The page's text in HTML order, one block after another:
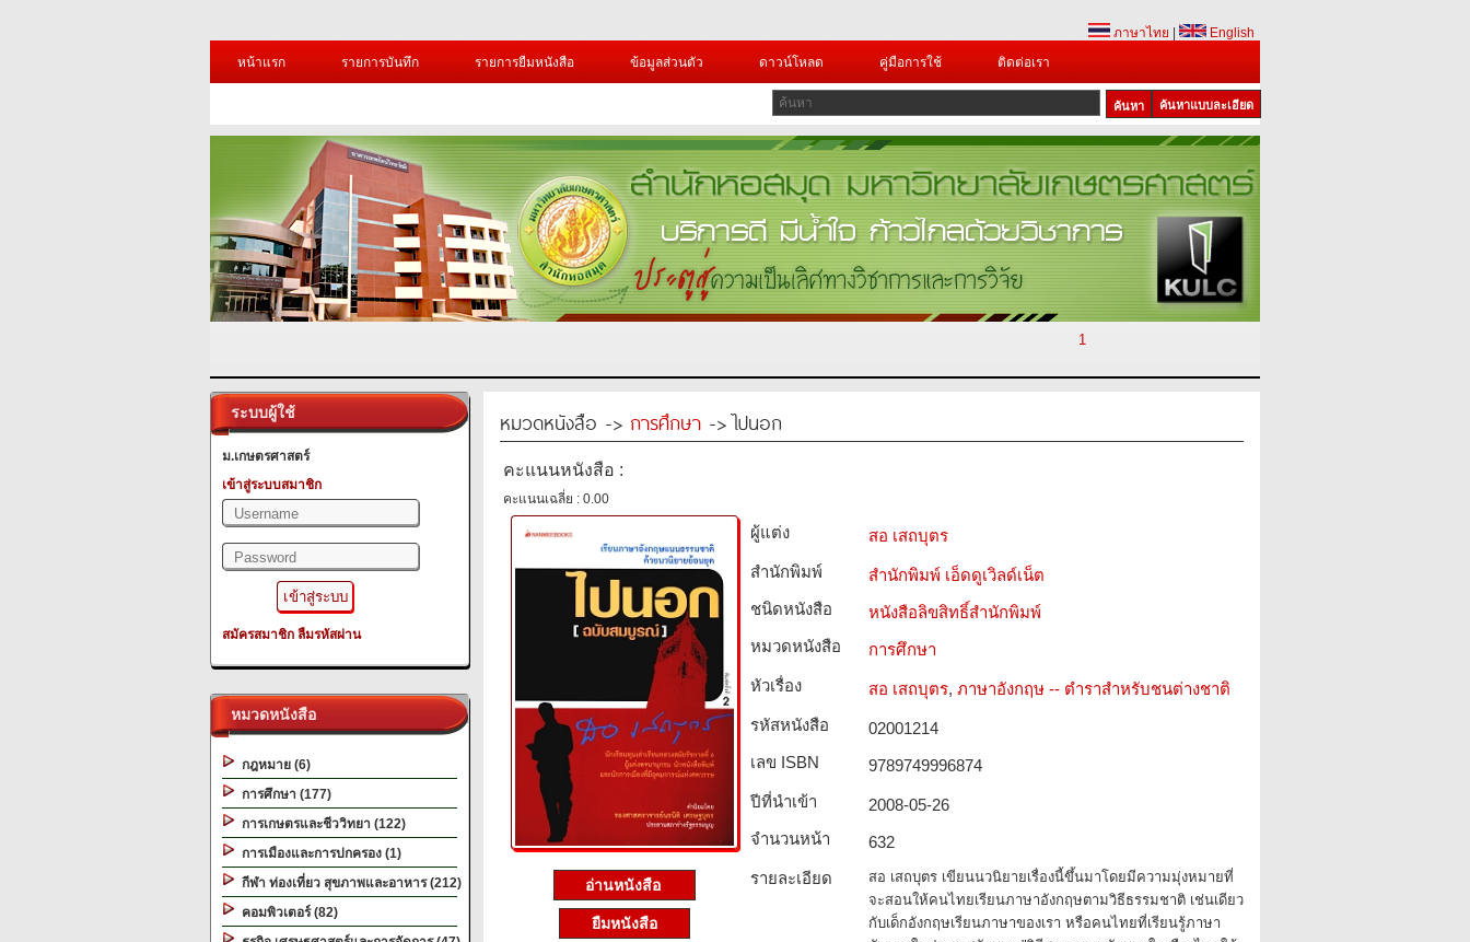
ภาษาไทย
English
หน้าแรก
รายการบันทึก รายการยืมหนังสือ ข้อมูลส่วนตัว ดาวน์โหลด คู่มือการใช้ ติดต่อเรา
ค้นหาแบบละเอียด
1
ระบบผู้ใช้
ม.เกษตรศาสตร์
เข้าสู่ระบบสมาชิก
สมัครสมาชิก ลืมรหัสผ่าน
หมวดหนังสือ
กฎหมาย (6)
การศึกษา (177)
การเกษตรและชีววิทยา (122)
การเมืองและการปกครอง (1)
กีฬา ท่องเที่ยว สุขภาพและอาหาร (212)
คอมพิวเตอร์ (82)
หมวดหนังสือ -> การศึกษา -> ไปนอก
คะแนนหนังสือ :
คะแนนเฉลี่ย : 0.00
อ่านหนังสือ
ยืมหนังสือ
ผู้แต่ง
สอ เสถบุตร
สำนักพิมพ์
สำนักพิมพ์ เอ็ดดูเวิลด์เน็ต
ชนิดหนังสือ­
หนังสือลิขสิทธิ์สำนักพิมพ์
หมวดหนังสือ­
การศึกษา
หัวเรื่อง
สอ เสถบุตร, ภาษาอังกฤษ -- ตำราสำหรับชนต่างชาติ
รหัสหนังสือ­
02001214
เลข ISBN
9789749996874
ปีที่นำเข้า
2008-05-26
จำนวนหน้า
632
รายละเอียด
สอ เสถบุตร เขียนนวนิยายเรื่องนี้ขึ้นมาโดยมีความมุ่งหมายที่
จะสอนให้คนไทยเรียนภาษาอังกฤษตามวิธีธรรมชาติ เช่นเดียว
กับเด็กอังกฤษเรียนภาษาของเรา หรือคนไทยที่เรียนรู้ภาษา